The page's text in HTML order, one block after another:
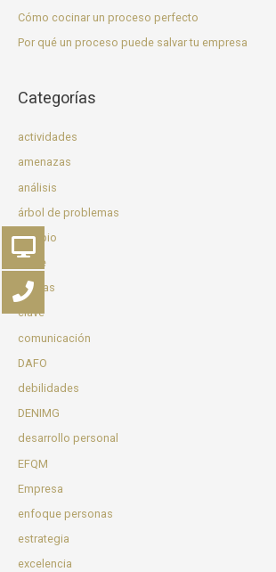
Cómo cocinar un proceso perfecto
Por qué un proceso puede salvar tu empresa
Categorías
actividades
amenazas
análisis
árbol de problemas
cambio
came
Canvas
clave
comunicación
DAFO
debilidades
DENIMG
desarrollo personal
EFQM
Empresa
enfoque personas
estrategia
excelencia